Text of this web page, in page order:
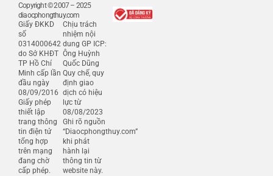
Copyright © 2007 – 2025
diaocphongthuy.com
Giấy ĐKKD
số
0314000642
do Sở KHĐT
TP Hồ Chí
Minh cấp lần
đầu ngày
08/09/2016
Giấy phép
thiết lập
trang thông
tin điện tử
tổng hợp
trên mạng
đang chờ
cấp phép.
Chịu trách
nhiệm nội
dung GP ICP:
Ông Huỳnh
Quốc Dũng
Quy chế, quy
định giao
dịch có hiệu
lực từ
08/08/2023
Ghi rõ nguồn
“Diaocphongthuy.com”
khi phát
hành lại
thông tin từ
website này.